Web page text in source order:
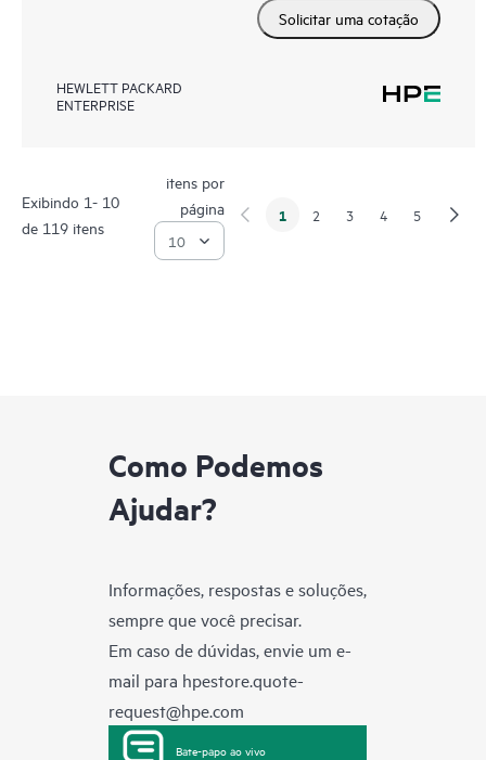
Solicitar uma cotação
HEWLETT PACKARD
ENTERPRISE
Exibindo 1- 10
de 119 itens
itens por
página
1 2 3 4 5
Como Podemos
Ajudar?
Informações, respostas e soluções,
sempre que você precisar.
Em caso de dúvidas, envie um e-
mail para hpestore.quote-
request@hpe.com
Bate-papo ao vivo